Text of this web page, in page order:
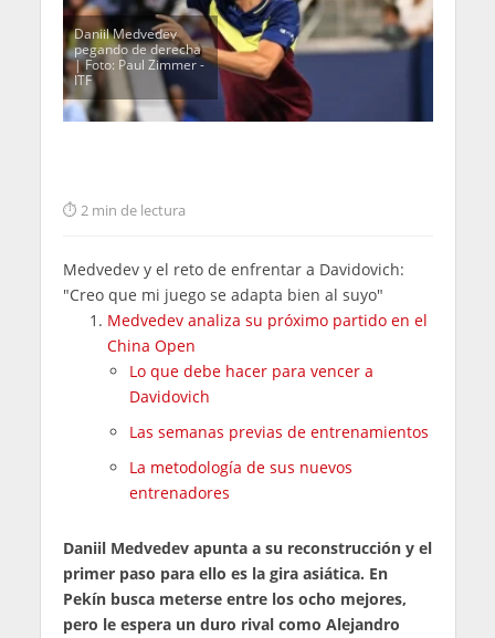
Daniil Medvedev
pegando de derecha
| Foto: Paul Zimmer -
ITF
2 min de lectura
Medvedev y el reto de enfrentar a Davidovich:
"Creo que mi juego se adapta bien al suyo"
Medvedev analiza su próximo partido en el
China Open
Lo que debe hacer para vencer a
Davidovich
Las semanas previas de entrenamientos
La metodología de sus nuevos
entrenadores
Daniil Medvedev apunta a su reconstrucción y el
primer paso para ello es la gira asiática. En
Pekín busca meterse entre los ocho mejores,
pero le espera un duro rival como Alejandro